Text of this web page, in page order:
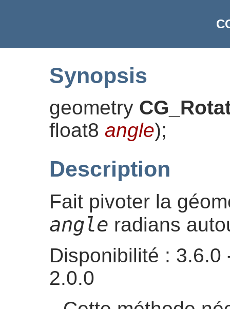
Synopsis
geometry
float8 angle);
Description
Fait pivoter la
angle radians
Disponibilité : 3.6.0
2.0.0